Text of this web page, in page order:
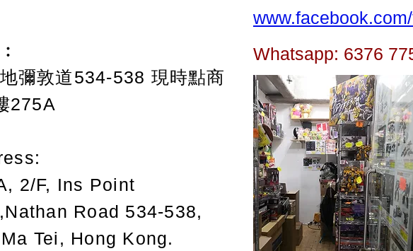
彌敦道534-538 現時點商
275A
2/F, Ins Point
Road 534-538,
Tei, Hong Kong.
Whatsapp: 6376